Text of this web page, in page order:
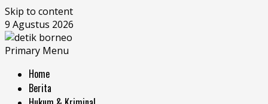
Skip to content
9 Agustus 2026
Primary Menu
Home
Berita